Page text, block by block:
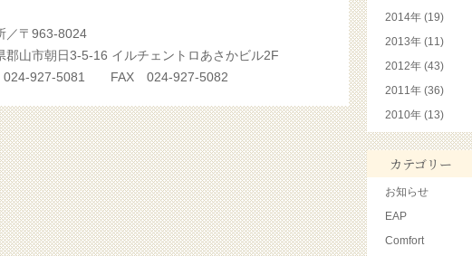
／〒963-8024
郡山市朝日3-5-16 イルチェントロあさかビル2F
927-5081 FAX 024-927-5082
2014年 (19)
2013年 (11)
2012年 (43)
2011年 (36)
2010年 (13)
カテゴリー
お知らせ
EAP
Comfort